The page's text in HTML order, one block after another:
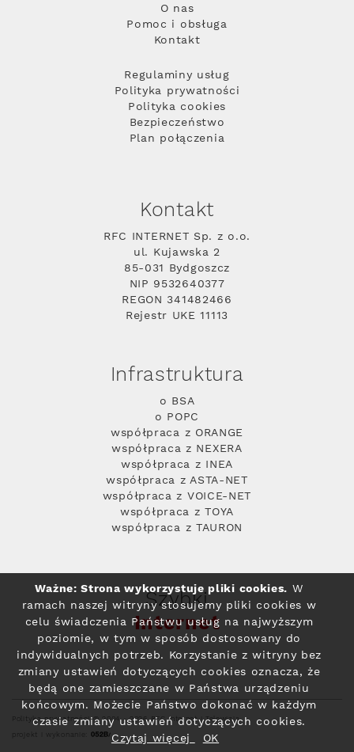
O nas
Pomoc i obsługa
Kontakt
Regulaminy usług
Polityka prywatności
Polityka cookies
Bezpieczeństwo
Plan połączenia
Kontakt
RFC INTERNET Sp. z o.o.
ul. Kujawska 2
85-031 Bydgoszcz
NIP 9532640377
REGON 341482466
Rejestr UKE 11113
Infrastruktura
o BSA
o POPC
współpraca z ORANGE
współpraca z NEXERA
współpraca z INEA
współpraca z ASTA-NET
współpraca z VOICE-NET
współpraca z TOYA
współpraca z TAURON
Szybki
Internet
Polityka prywatności© 2004 - 2026 RFC Internet i Telewizja
projekt i wykonanie:
Ważne: Strona wykorzystuje pliki cookies. W
ramach naszej witryny stosujemy pliki cookies w
celu świadczenia Państwu usług na najwyższym
poziomie, w tym w sposób dostosowany do
indywidualnych potrzeb. Korzystanie z witryny bez
zmiany ustawień dotyczących cookies oznacza, że
będą one zamieszczane w Państwa urządzeniu
końcowym. Możecie Państwo dokonać w każdym
czasie zmiany ustawień dotyczących cookies.
Czytaj więcej
OK